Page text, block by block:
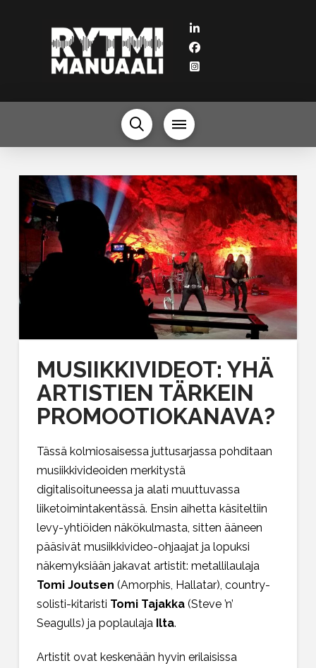
MUSIIKKIVIDEOT: YHÄ
ARTISTIEN TÄRKEIN
PROMOOTIOKANAVA?
Tässä kolmiosaisessa juttusarjassa pohditaan
musiikkivideoiden merkitystä
digitalisoituneessa ja alati muuttuvassa
liiketoimintakentässä. Ensin aihetta käsiteltiin
levy-yhtiöiden näkökulmasta, sitten ääneen
pääsivät musiikkivideo-ohjaajat ja lopuksi
näkemyksiään jakavat artistit: metallilaulaja
Tomi Joutsen (Amorphis, Hallatar), country-
solisti-kitaristi Tomi Tajakka(Steve ’n’
Seagulls) ja poplaulaja Ilta.
Artistit ovat keskenään hyvin erilaisissa